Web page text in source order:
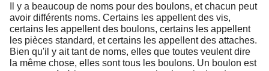
Il y a beaucoup de noms pour des boulons, et chacun peut
avoir différents noms. Certains les appellent des vis,
certains les appellent des boulons, certains les appellent
les pièces standard, et certains les appellent des attaches.
Bien qu'il y ait tant de noms, elles que toutes veulent dire
la même chose, elles sont tous les boulons. Un boulon est